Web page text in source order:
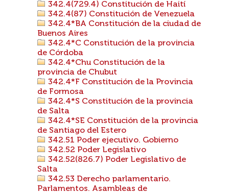
342.4(729.4) Constitución de Haití
342.4(87) Constitución de Venezuela
342.4*BA Constitución de la ciudad de
Buenos Aires
342.4*C Constitución de la provincia
de Córdoba
342.4*Chu Constitución de la
provincia de Chubut
342.4*F Constitución de la Provincia
de Formosa
342.4*S Constitución de la provincia
de Salta
342.4*SE Constitución de la provincia
de Santiago del Estero
342.51 Poder ejecutivo. Gobierno
342.52 Poder Legislativo
342.52(826.7) Poder Legislativo de
Salta
342.53 Derecho parlamentario.
Parlamentos. Asambleas de